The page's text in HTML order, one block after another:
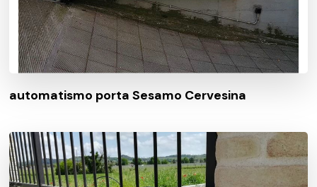
automatismo porta Sesamo Cervesina